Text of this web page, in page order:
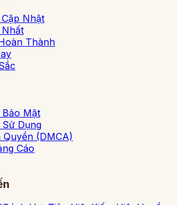
Nhật
Thành
Mật
Dụng
(DMCA)
Cáo